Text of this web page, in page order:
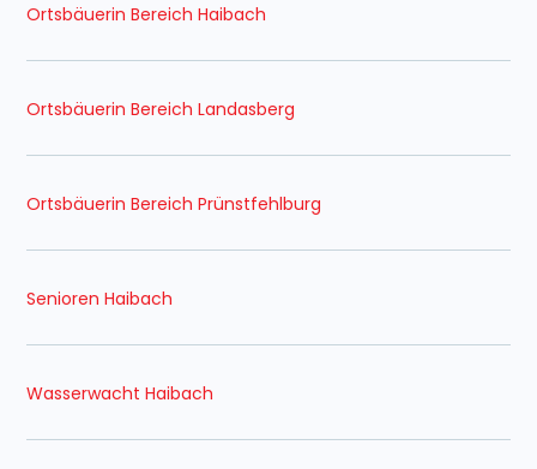
Ortsbäuerin Bereich Haibach
Ortsbäuerin Bereich Landasberg
Ortsbäuerin Bereich Prünstfehlburg
Senioren Haibach
Wasserwacht Haibach